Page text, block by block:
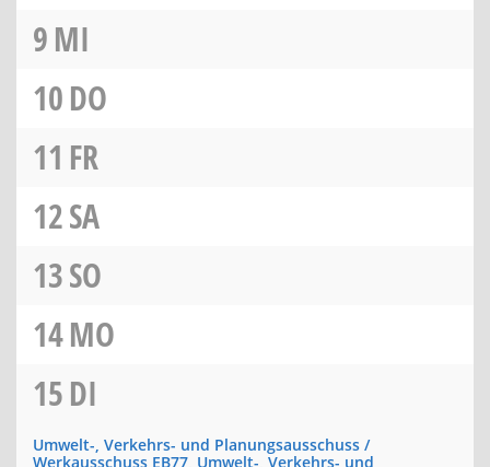
9MI
10DO
11 FR
12SA
13SO
14MO
15DI
Umwelt-, Verkehrs- und Planungsausschuss /
Werkausschuss EB77, Umwelt-, Verkehrs- und